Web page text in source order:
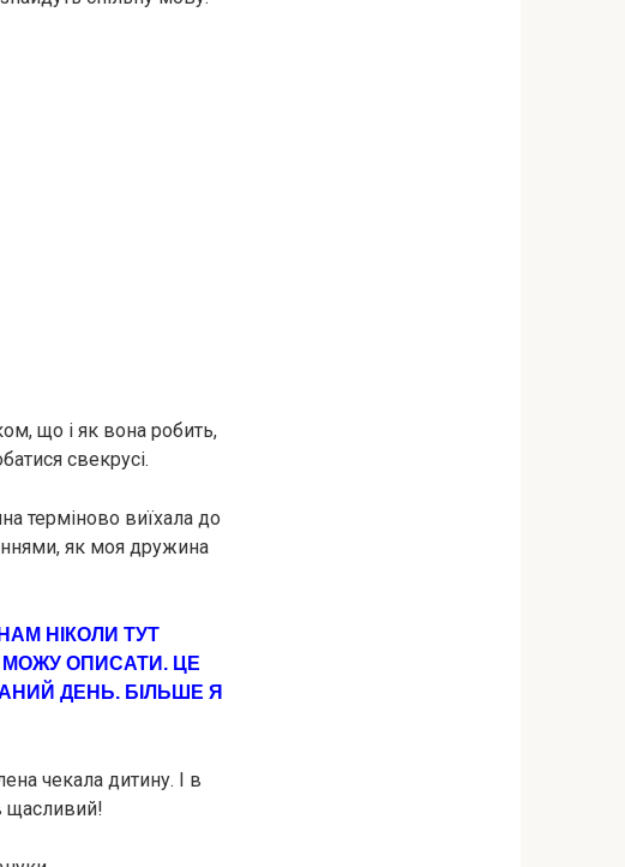
що і як вона робить,
свекрусі.
терміново виїхала до
як моя дружина
НІКОЛИ ТУТ
МОЖУ ОПИСАТИ. ЦЕ
ДЕНЬ. БІЛЬШЕ Я
чекала дитину. І в
щасливий!